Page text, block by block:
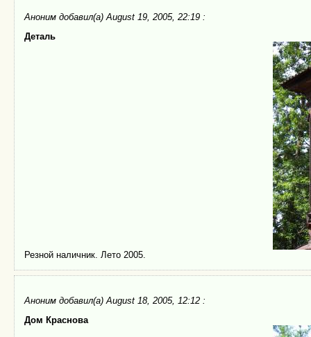
Аноним добавил(а) August 19, 2005, 22:19 :
Деталь
Резной наличник. Лето 2005.
Аноним добавил(а) August 18, 2005, 12:12 :
Дом Краснова